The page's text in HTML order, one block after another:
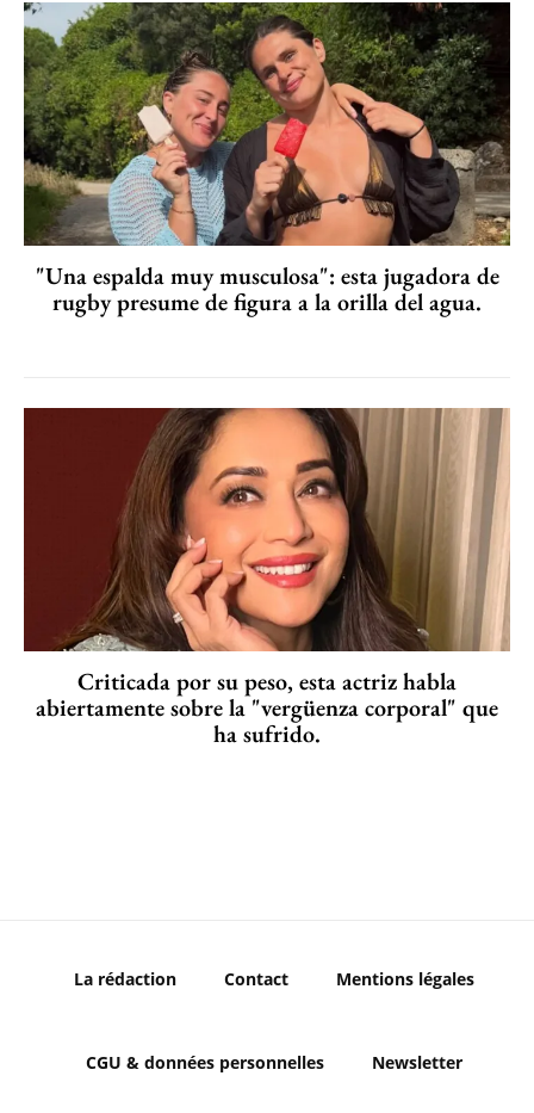
"Una espalda muy musculosa": esta jugadora de
rugby presume de figura a la orilla del agua.
Criticada por su peso, esta actriz habla
abiertamente sobre la "vergüenza corporal" que
ha sufrido.
La rédaction Contact Mentions légales
CGU & données personnelles Newsletter